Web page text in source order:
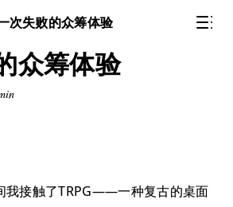
次失败的众筹体验
众筹体验
我接触了TRPG——一种复古的桌面